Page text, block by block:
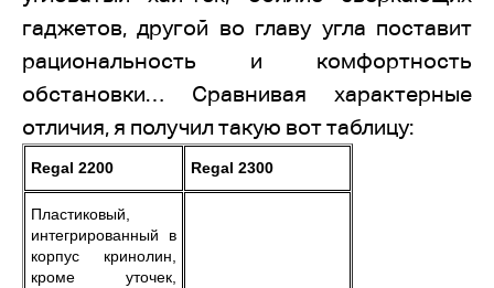
гаджетов, другой во главу угла поставит
рациональность и комфортность
обстановки… Сравнивая характерные
отличия, я получил такую вот таблицу:
Regal 2200 Regal 2300
Пластиковый,
интегрированный в
корпус кринолин,
кроме уточек,